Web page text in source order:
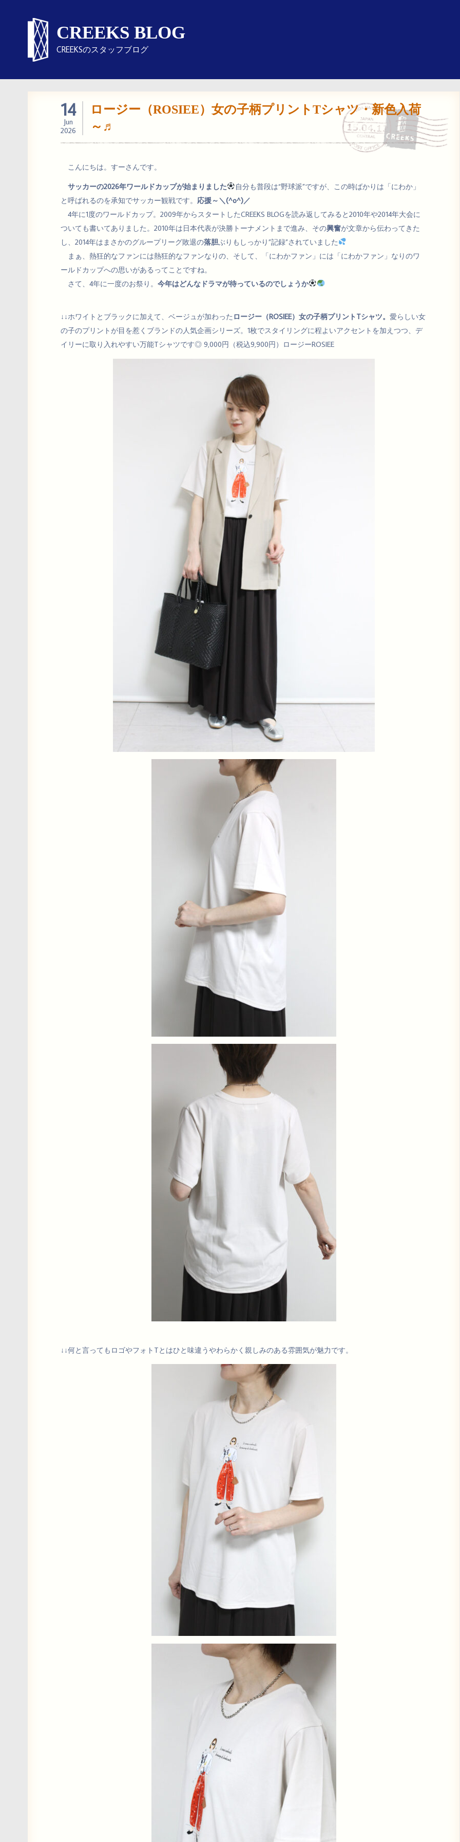
CREEKS BLOG
CREEKSのスタッフブログ
14
Jun
2026
ロージー（ROSIEE）女の子柄プリントTシャツ・新色入荷
～♬
こんにちは。すーさんです。
サッカーの2026年ワールドカップが始まりました
自分も普段は“野球派”ですが、この時ばかりは「にわか」
と呼ばれるのを承知でサッカー観戦です。 応援～＼(^o^)／
4年に1度のワールドカップ。2009年からスタートしたCREEKS BLOGを読み返してみると2010年や2014年大会に
ついても書いてありました。2010年は日本代表が決勝トーナメントまで進み、その興奮が文章から伝わってきた
し、2014年はまさかのグループリーグ敗退の落胆ぶりもしっかり”記録”されていました
まぁ、熱狂的なファンには熱狂的なファンなりの、そして、「にわかファン」には「にわかファン」なりのワ
ールドカップへの思いがあるってことですね。
さて、4年に一度のお祭り。 今年はどんなドラマが待っているのでしょうか
↓↓ホワイトとブラックに加えて、ベージュが加わった ロージー（ROSIEE）女の子柄プリントTシャツ。 愛らしい女
の子のプリントが目を惹くブランドの人気企画シリーズ。1枚でスタイリングに程よいアクセントを加えつつ、デ
イリーに取り入れやすい万能Tシャツです◎ 9,000円（税込9,900円）ロージーROSIEE
↓↓何と言ってもロゴやフォトTとはひと味違うやわらかく親しみのある雰囲気が魅力です。